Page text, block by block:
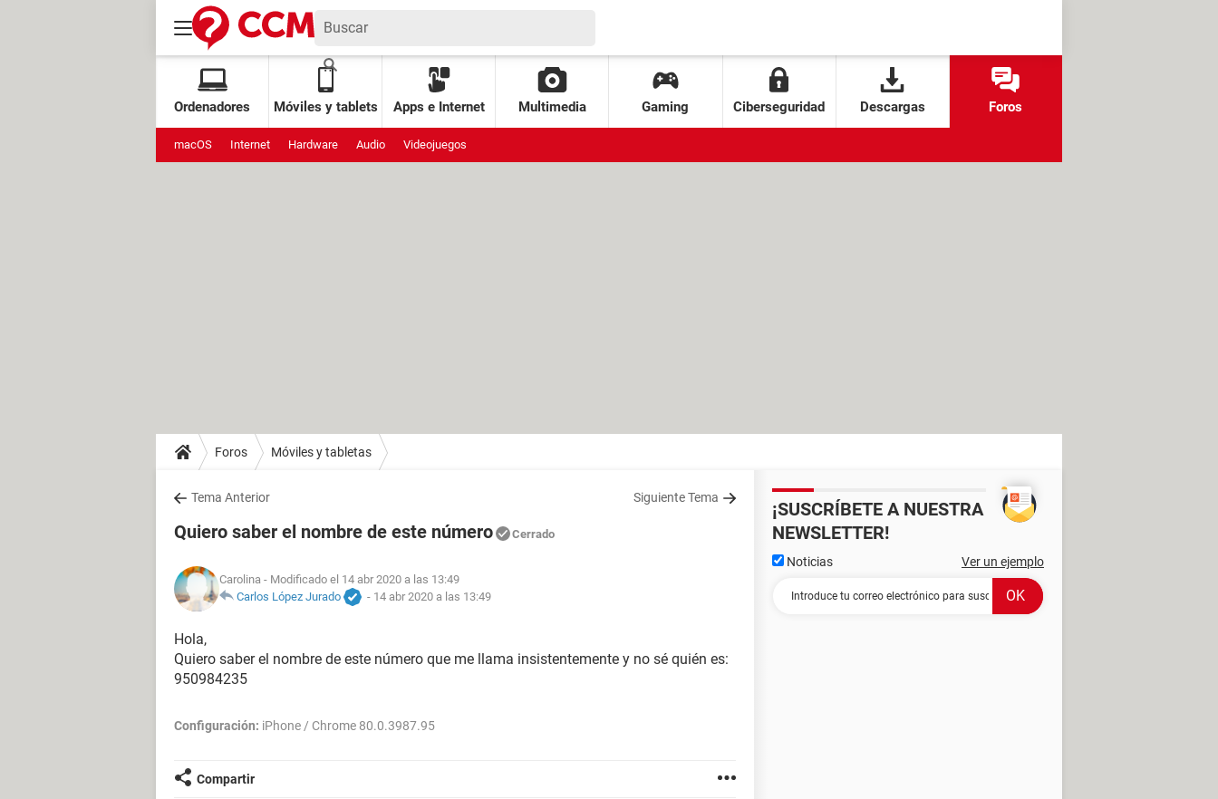
Ordenadores Móviles y tablets Apps e Internet Multimedia Gaming Ciberseguridad Descargas Foros
macOS Internet Hardware Audio Videojuegos
Foros Móviles y tabletas
Tema Anterior Siguiente Tema
Quiero saber el nombre de este número Cerrado
Carolina - Modificado el 14 abr 2020 a las 13:49
Carlos López Jurado
- 14 abr 2020 a las 13:49
Hola,
Quiero saber el nombre de este número que me llama insistentemente y no sé quién es:
950984235
Configuración: iPhone / Chrome 80.0.3987.95
Compartir
¡SUSCRÍBETE A NUESTRA
NEWSLETTER!
Noticias Ver un ejemplo